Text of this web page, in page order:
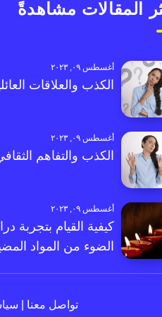
المقالات مشاهدةً
أغسطس ٠٩, ٢٠٢٣
الكذب والعلاقات
أغسطس ٠٩, ٢٠٢٣
الكذب والتفاهم
أغسطس ٠٩, ٢٠٢٣
كيفية القيام بتجربة
الضوء من المواد
تواصل معنا